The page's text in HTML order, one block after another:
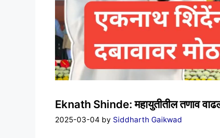
Eknath Shinde: महायुतीतील तणाव
2025-03-04 by Siddharth Gaikwad